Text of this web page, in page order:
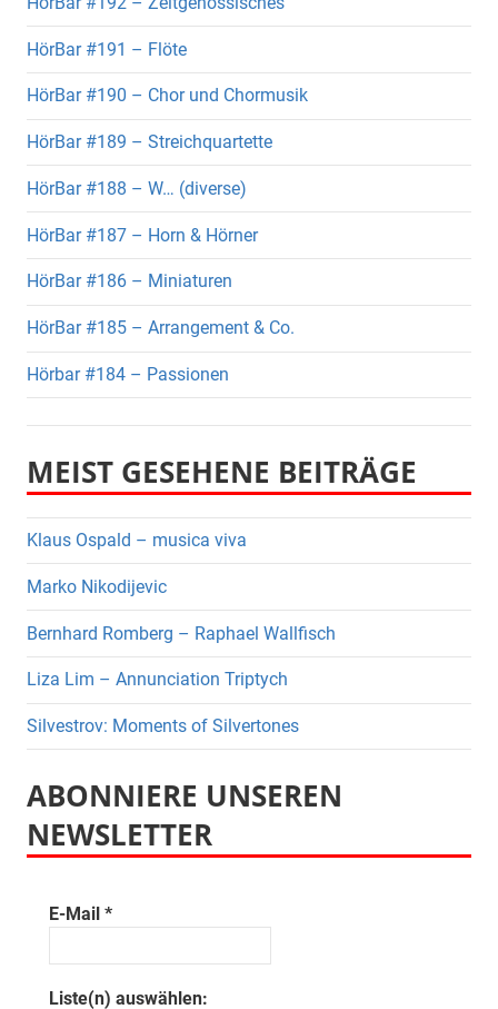
HörBar #191 – Flöte
HörBar #190 – Chor und Chormusik
HörBar #189 – Streichquartette
HörBar #188 – W… (diverse)
HörBar #187 – Horn & Hörner
HörBar #186 – Miniaturen
HörBar #185 – Arrangement & Co.
Hörbar #184 – Passionen
MEIST GESEHENE BEITRÄGE
Klaus Ospald – musica viva
Marko Nikodijevic
Bernhard Romberg – Raphael Wallfisch
Liza Lim – Annunciation Triptych
Silvestrov: Moments of Silvertones
ABONNIERE UNSEREN
NEWSLETTER
E-Mail *
Liste(n) auswählen: